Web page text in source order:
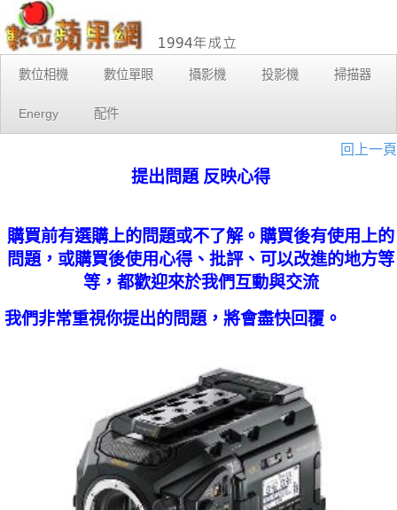
數位相機 數位單眼 攝影機 投影機 掃描器
Energy 配件
回上一頁
提出問題 反映心得
購買前有選購上的問題或不了解。購買後有使用上的
問題，或購買後使用心得、批評、可以改進的地方等
等，都歡迎來於我們互動與交流
我們非常重視你提出的問題，將會盡快回覆。